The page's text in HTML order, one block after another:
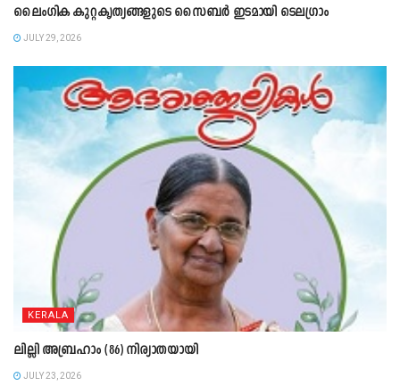
ലൈംഗിക കുറ്റകൃത്യങ്ങളുടെ സൈബർ ഇടമായി ടെലഗ്രാം
JULY 29, 2026
KERALA
ലില്ലി അബ്രഹാം (86) നിര്യാതയായി
JULY 23, 2026